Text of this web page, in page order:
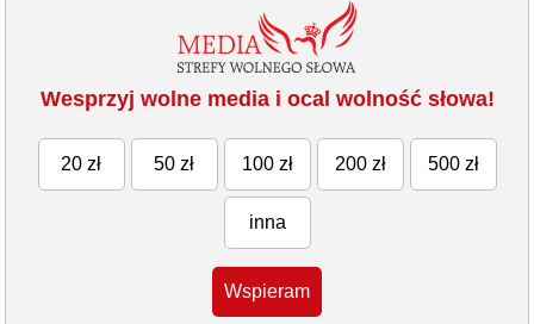
Wesprzyj wolne media i ocal wolność słowa!
20 zł 50 zł 100 zł 200 zł 500 zł
inna
Wspieram